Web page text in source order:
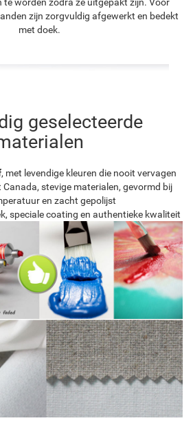
zijn zorgvuldig afgewerkt en bedekt
met doek.
geselecteerde
, met levendige kleuren die nooit vervagen
stevige materialen, gevormd bij
en zacht gepolijst
speciale coating en authentieke kwaliteit